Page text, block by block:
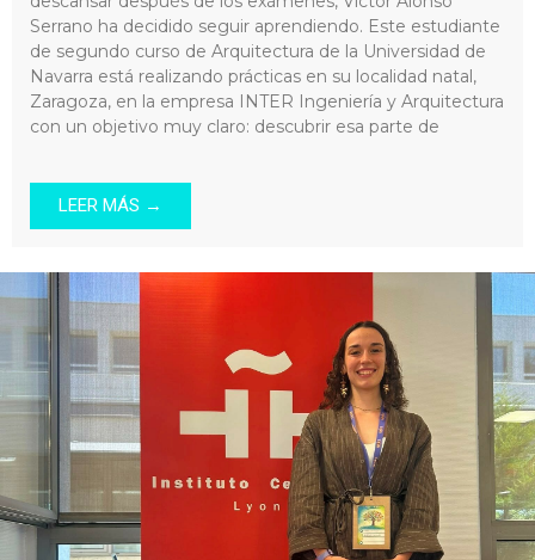
Serrano ha decidido seguir aprendiendo. Este estudiante
de segundo curso de Arquitectura de la Universidad de
Navarra está realizando prácticas en su localidad natal,
Zaragoza, en la empresa INTER Ingeniería y Arquitectura
con un objetivo muy claro: descubrir esa parte de
LEER MÁS →